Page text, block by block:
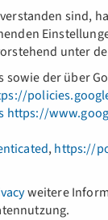
sind,
unter
sowie der über
https://
,https://
weitere